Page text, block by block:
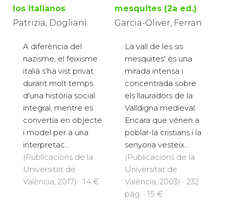
los italianos
Patrizia, Dogliani
A diferència del
nazisme, el feixisme
italià s'ha vist privat
durant molt temps
d'una història social
integral, mentre es
convertia en objecte
i model per a una
interpretac...
(Publicacions de la
Universitat de
València, 2017) · 14 €
mesquites (2a ed.)
Garcia-Oliver, Ferran
La vall de les sis
mesquites' és una
mirada intensa i
concentrada sobre
els llauradors de la
Valldigna medieval.
Encara que vénen a
poblar-la cristians i la
senyoria vesteix...
(Publicacions de la
Universitat de
València, 2003) · 232
pàg. · 15 €